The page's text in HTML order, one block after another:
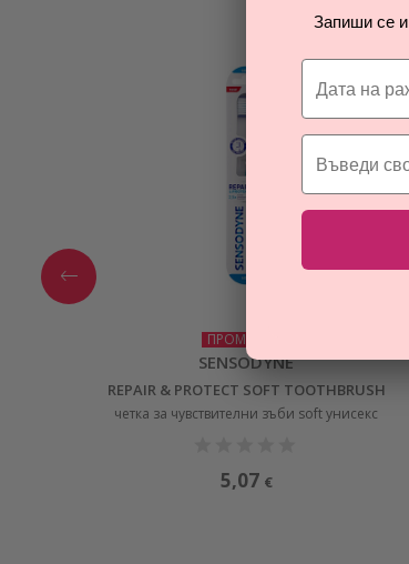
ПРОМОЦИЯ
SENSODYNE
REPAIR & PROTECT SOFT TOOTHBRUSH
четка за чувствителни зъби soft унисекс
5,07 €
Запиши се